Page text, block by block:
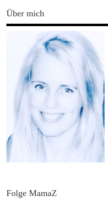
Über mich
Folge MamaZ